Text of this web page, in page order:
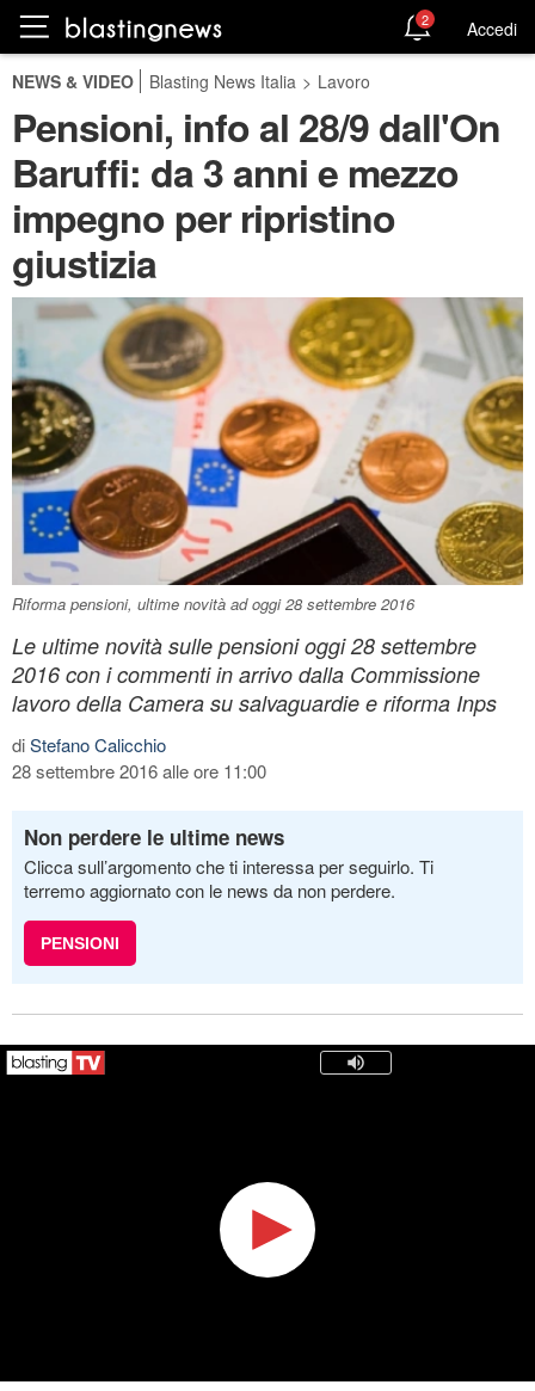
2 Accedi
NEWS & VIDEO Blasting News Italia > Lavoro
Pensioni, info al 28/9 dall'On
Baruffi: da 3 anni e mezzo
impegno per ripristino
giustizia
Riforma pensioni, ultime novità ad oggi 28 settembre 2016
Le ultime novità sulle pensioni oggi 28 settembre
2016 con i commenti in arrivo dalla Commissione
lavoro della Camera su salvaguardie e riforma Inps
diStefano Calicchio
28 settembre 2016 alle ore 11:00
Non perdere le ultime news
Clicca sull’argomento che ti interessa per seguirlo. Ti
terremo aggiornato con le news da non perdere.
PENSIONI